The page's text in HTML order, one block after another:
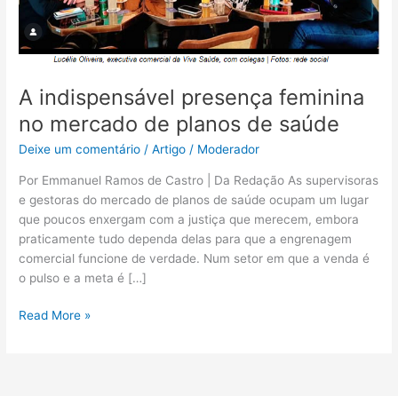
A indispensável presença feminina
no mercado de planos de saúde
Deixe um comentário /Artigo / Moderador
Por Emmanuel Ramos de Castro | Da Redação As supervisoras
e gestoras do mercado de planos de saúde ocupam um lugar
que poucos enxergam com a justiça que merecem, embora
praticamente tudo dependa delas para que a engrenagem
comercial funcione de verdade. Num setor em que a venda é
o pulso e a meta é […]
saúde
Read More »